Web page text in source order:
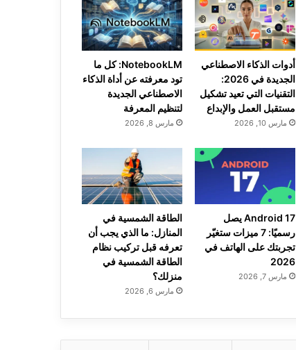
أدوات الذكاء الاصطناعي
الجديدة في 2026:
التقنيات التي تعيد تشكيل
مستقبل العمل والإبداع
مارس 10, 2026
NotebookLM: كل ما
تود معرفته عن أداة الذكاء
الاصطناعي الجديدة
لتنظيم المعرفة
مارس 8, 2026
Android 17 يصل
رسميًا: 7 ميزات ستغيّر
تجربتك على الهاتف في
2026
مارس 7, 2026
الطاقة الشمسية في
المنازل: ما الذي يجب أن
تعرفه قبل تركيب نظام
الطاقة الشمسية في
منزلك؟
مارس 6, 2026